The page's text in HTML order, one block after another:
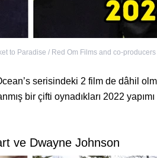
to Paradise / Red Om Films and co-producers
serisindeki 2 film de dâhil
bir çifti oynadıkları 2022
ve Dwayne Johnson